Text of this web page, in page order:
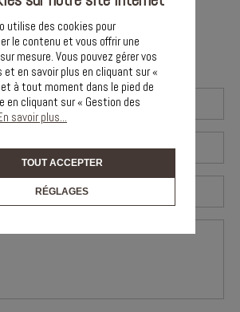
utilise des cookies pour
le contenu et vous offrir une
mesure. Vous pouvez gérer vos
et en savoir plus en cliquant sur «
et à tout moment dans le pied de
en cliquant sur « Gestion des
savoir plus...
TOUT ACCEPTER
RÉGLAGES